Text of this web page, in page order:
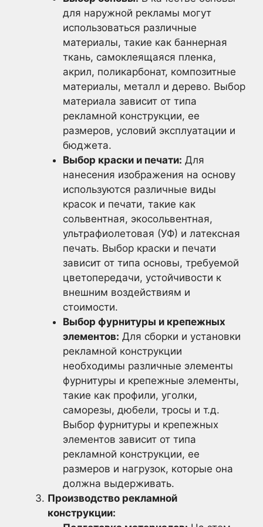
для наружной рекламы могут
использоваться различные
материалы, такие как баннерная
ткань, самоклеящаяся пленка,
акрил, поликарбонат, композитные
материалы, металл и дерево. Выбор
материала зависит от типа
рекламной конструкции, ее
размеров, условий эксплуатации и
бюджета.
Выбор краски и печати: Для
нанесения изображения на основу
используются различные виды
красок и печати, такие как
сольвентная, экосольвентная,
ультрафиолетовая (УФ) и латексная
печать. Выбор краски и печати
зависит от типа основы, требуемой
цветопередачи, устойчивости к
внешним воздействиям и
стоимости.
Выбор фурнитуры и крепежных
элементов: Для сборки и установки
рекламной конструкции
необходимы различные элементы
фурнитуры и крепежные элементы,
такие как профили, уголки,
саморезы, дюбели, тросы и т.д.
Выбор фурнитуры и крепежных
элементов зависит от типа
рекламной конструкции, ее
размеров и нагрузок, которые она
должна выдерживать.
Производство рекламной
конструкции: